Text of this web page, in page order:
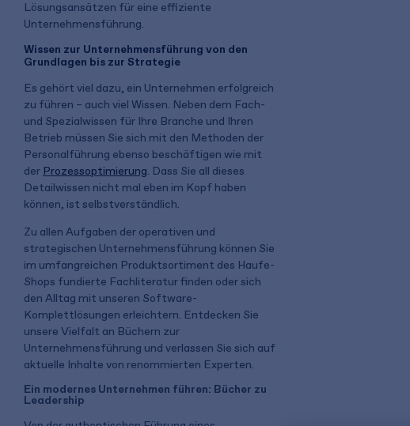
Lösungsansätzen für eine effiziente
Unternehmensführung.
Wissen zur Unternehmensführung von den
Grundlagen bis zur Strategie
Es gehört viel dazu, ein Unternehmen erfolgreich
zu führen – auch viel Wissen. Neben dem Fach-
und Spezialwissen für Ihre Branche und Ihren
Betrieb müssen Sie sich mit den Methoden der
Personalführung ebenso beschäftigen wie mit
der Prozessoptimierung. Dass Sie all dieses
Detailwissen nicht mal eben im Kopf haben
können, ist selbstverständlich.
Zu allen Aufgaben der operativen und
strategischen Unternehmensführung können Sie
im umfangreichen Produktsortiment des Haufe-
Shops fundierte Fachliteratur finden oder sich
den Alltag mit unseren Software-
Komplettlösungen erleichtern. Entdecken Sie
unsere Vielfalt an Büchern zur
Unternehmensführung und verlassen Sie sich auf
aktuelle Inhalte von renommierten Experten.
Ein modernes Unternehmen führen: Bücher zu
Leadership